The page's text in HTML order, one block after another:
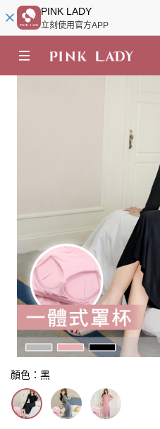
PINK LADY
立刻使用官方APP
顏色：黑